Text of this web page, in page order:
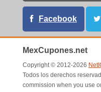
Facebook
MexCupones.net
Copyright © 2012-2026
Todos los derechos
commission when you use